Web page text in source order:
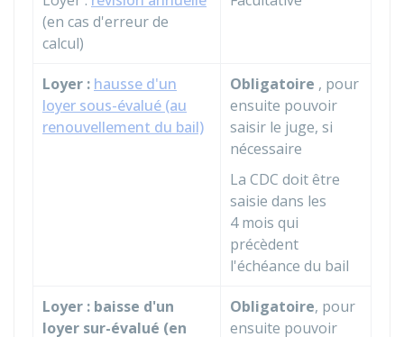
(en cas d'erreur de
calcul)
Loyer : hausse d'un
loyer sous-évalué (au
renouvellement du bail)
Obligatoire , pour
ensuite pouvoir
saisir le juge, si
nécessaire
La CDC doit être
saisie dans les
4 mois qui
précèdent
l'échéance du bail
Loyer : baisse d'un
loyer sur-évalué (en
Obligatoire, pour
ensuite pouvoir